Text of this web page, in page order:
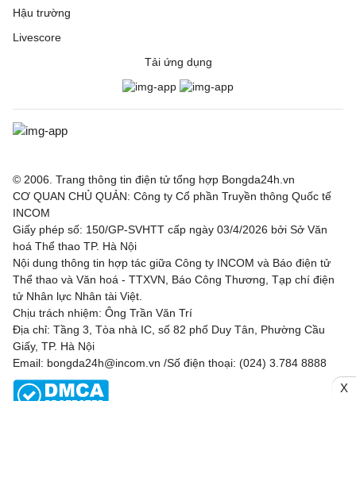
Hậu trường
Livescore
Tải ứng dụng
© 2006. Trang thông tin điện tử tổng hợp Bongda24h.vn
CƠ QUAN CHỦ QUẢN: Công ty Cổ phần Truyền thông Quốc tế
INCOM
Giấy phép số: 150/GP-SVHTT cấp ngày 03/4/2026 bởi Sở Văn
hoá Thể thao TP. Hà Nội
Nội dung thông tin hợp tác giữa Công ty INCOM và Báo điện tử
Thể thao và Văn hoá - TTXVN, Báo Công Thương, Tạp chí điện
tử Nhân lực Nhân tài Việt.
Chịu trách nhiệm: Ông Trần Văn Trí
Địa chỉ: Tầng 3, Tòa nhà IC, số 82 phố Duy Tân, Phường Cầu
Giấy, TP. Hà Nội
Email: bongda24h@incom.vn /Số điện thoại: (024) 3.784 8888
X